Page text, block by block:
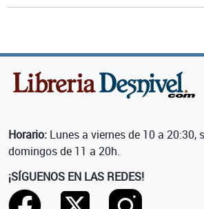
Horario: Lunes a viernes de 10 a 20:30,
domingos de 11 a 20h.
¡SÍGUENOS EN LAS REDES!